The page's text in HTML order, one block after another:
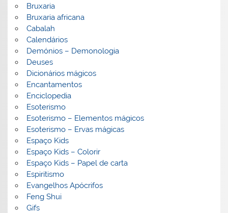
Bruxaria
Bruxaria africana
Cabalah
Calendários
Demónios – Demonologia
Deuses
Dicionários mágicos
Encantamentos
Enciclopedia
Esoterismo
Esoterismo – Elementos mágicos
Esoterismo – Ervas mágicas
Espaço Kids
Espaço Kids – Colorir
Espaço Kids – Papel de carta
Espiritismo
Evangelhos Apócrifos
Feng Shui
Gifs